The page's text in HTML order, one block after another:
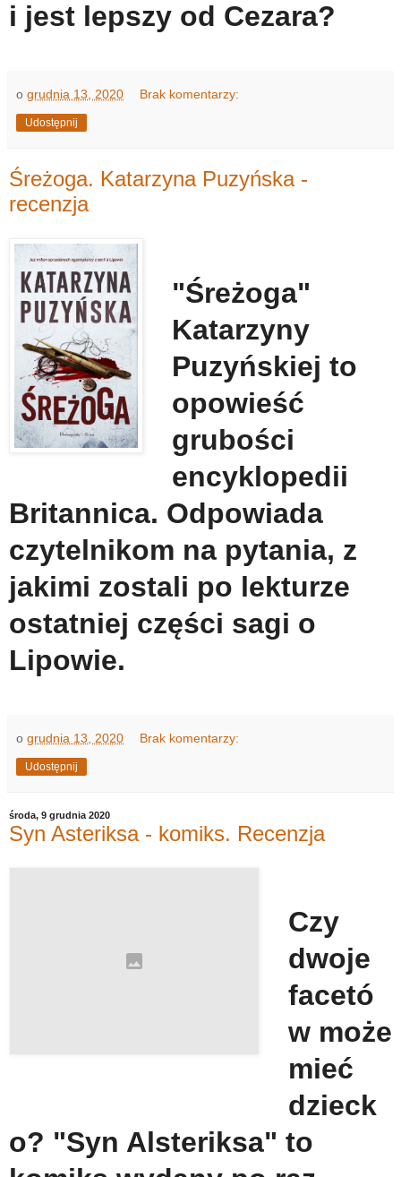
i jest lepszy od Cezara?
o grudnia 13, 2020 Brak komentarzy:
Udostępnij
Śreżoga. Katarzyna Puzyńska -
recenzja
"Śreżoga"
Katarzyny
Puzyńskiej to
opowieść
grubości
encyklopedii
Britannica. Odpowiada
czytelnikom na pytania, z
jakimi zostali po lekturze
ostatniej części sagi o
Lipowie.
o grudnia 13, 2020 Brak komentarzy:
Udostępnij
środa, 9 grudnia 2020
Syn Asteriksa - komiks. Recenzja
Czy
dwoje
facetó
w może
mieć
dzieck
o? "Syn Alsteriksa" to